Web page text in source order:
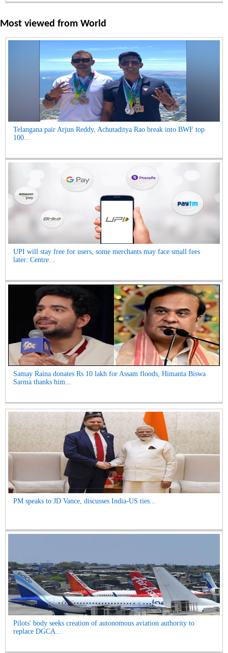
Most viewed from World
Telangana pair Arjun Reddy, Achutaditya Rao break into BWF top
100...
UPI will stay free for users, some merchants may face small fees
later: Centre...
Samay Raina donates Rs 10 lakh for Assam floods, Himanta Biswa
Sarma thanks him...
PM speaks to JD Vance, discusses India-US ties...
Pilots' body seeks creation of autonomous aviation authority to
replace DGCA...